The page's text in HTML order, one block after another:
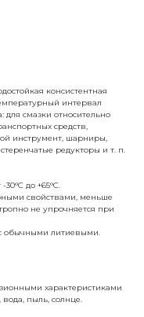
консистентная
интервал
для смазки относительно
средств,
инструмент, шарниры,
редукторы и т. п.
до +65°C.
свойствами, меньше
не упрочняется при
обычными литиевыми.
характеристиками
пыль, солнце.